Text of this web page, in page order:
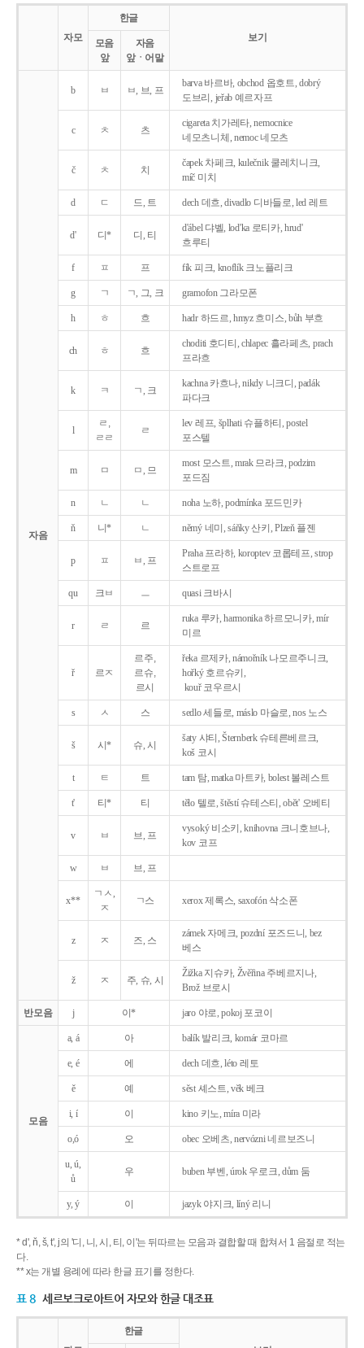
자모
한글
보기
모음
앞
자음
앞ㆍ어말
자음
b ㅂ ㅂ, 브, 프
barva 바르바, obchod 옵호트, dobrý
도브리, jeřab 예르자프
c ㅊ 츠
cigareta 치가레타, nemocnice
네모츠니체, nemoc 네모츠
č ㅊ 치
čapek 차페크, kulečnik 쿨레치니크,
míč 미치
d ㄷ 드, 트 dech 데흐, divadlo 디바들로, led 레트
d' 디* 디, 티
d'ábel 댜벨, lod'ka 로티카, hrud'
흐루티
f ㅍ 프 fík 피크, knoflík 크노플리크
g ㄱ ㄱ, 그, 크 gramofon 그라모폰
h ㅎ 흐 hadr 하드르, hmyz 흐미스, bůh 부흐
ch ㅎ 흐
choditi 호디티, chlapec 흘라페츠, prach
프라흐
k ㅋ ㄱ, 크
kachna 카흐나, nikdy 니크디, padák
파다크
l
ㄹ,
ㄹㄹ
ㄹ
lev 레프, šplhati 슈플하티, postel
포스텔
m ㅁ ㅁ, 므
most 모스트, mrak 므라크, podzim
포드짐
n ㄴ ㄴ noha 노하, podmínka 포드민카
ň 니* ㄴ němý 네미, sáňky 산키, Plzeň 플젠
p ㅍ ㅂ, 프
Praha 프라하, koroptev 코롭테프, strop
스트로프
qu 크ㅂ ㅡ quasi 크바시
r ㄹ 르
ruka 루카, harmonika 하르모니카, mír
미르
ř 르ㅈ
르주,
르슈,
르시
řeka 르제카, námořník 나모르주니크,
hořký 호르슈키,
kouř 코우르시
s ㅅ 스 sedlo 세들로, máslo 마슬로, nos 노스
š 시* 슈, 시
šaty 샤티, Šternberk 슈테른베르크,
koš 코시
t ㅌ 트 tam 탐, matka 마트카, bolest 볼레스트
t' 티* 티 tělo 텔로, štěstí 슈테스티, obět' 오베티
v ㅂ 브, 프
vysoký 비소키, knihovna 크니호브나,
kov 코프
w ㅂ 브, 프
x**
ㄱㅅ,
ㅈ
ㄱ스 xerox 제록스, saxofón 삭소폰
z ㅈ 즈, 스
zámek 자메크, pozdní 포즈드니, bez
베스
ž ㅈ 주, 슈, 시
Žižka 지슈카, Žvěřina 주베르지나,
Brož 브로시
반모음 j 이* jaro 야로, pokoj 포코이
모음
a, á 아 balík 발리크, komár 코마르
e, é 에 dech 데흐, léto 레토
ě 예 sěst 셰스트, věk 베크
i, í 이 kino 키노, míra 미라
o,ó 오 obec 오베츠, nervózni 네르보즈니
u, ú,
ů
우 buben 부벤, úrok 우로크, dům 둠
y, ý 이 jazyk야지크, líný 리니
* d', ň, š, t', j의 '디, 니, 시, 티, 이'는 뒤따르는 모음과 결합할 때 합쳐서 1 음절로 적는
다.
** x는 개별 용례에 따라 한글 표기를 정한다.
표 8 세르보크로아트어 자모와 한글 대조표
한글